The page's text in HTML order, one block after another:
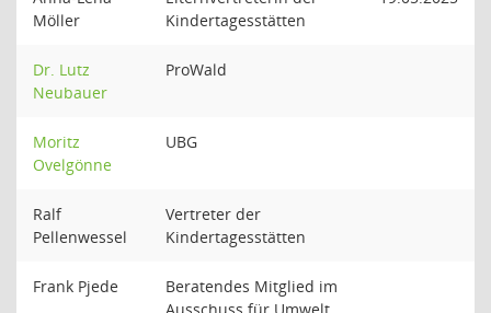
Möller
Kindertagesstätten
Dr. Lutz
Neubauer
ProWald
Moritz
Ovelgönne
UBG
Ralf
Pellenwessel
Vertreter der
Kindertagesstätten
Frank Pjede
Beratendes Mitglied im